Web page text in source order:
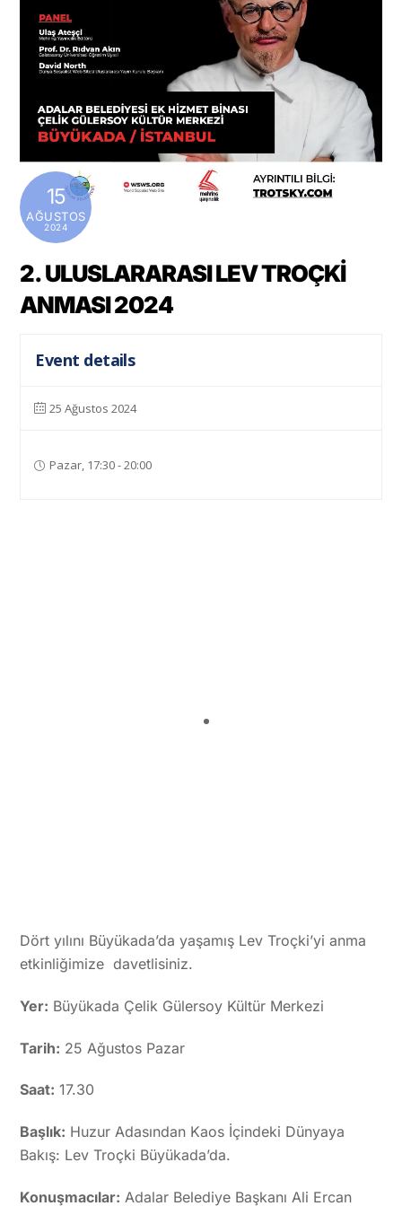
15
AĞUSTOS
2024
2. ULUSLARARASI LEV TROÇKİ
ANMASI 2024
Event details
25 Ağustos 2024
Pazar, 17:30 - 20:00
Dört yılını Büyükada’da yaşamış Lev Troçki’yi anma
etkinliğimize davetlisiniz.
Yer: Büyükada Çelik Gülersoy Kültür Merkezi
Tarih: 25 Ağustos Pazar
Saat: 17.30
Başlık: Huzur Adasından Kaos İçindeki Dünyaya
Bakış: Lev Troçki Büyükada’da.
Konuşmacılar: Adalar Belediye Başkanı Ali Ercan